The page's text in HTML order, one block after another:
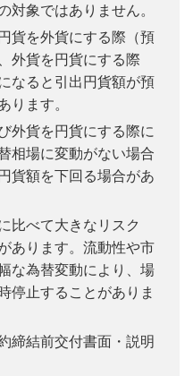
対象ではありません。
貨を外貨にする際（預
外貨を円貨にする際
なると引出円貨額が預
ります。
外貨を円貨にする際に
相場に変動がない場合
貨額を下回る場合があ
比べて大きなリスク
あります。流動性や市
な為替変動により、場
停止することがありま
締結前交付書面・説明